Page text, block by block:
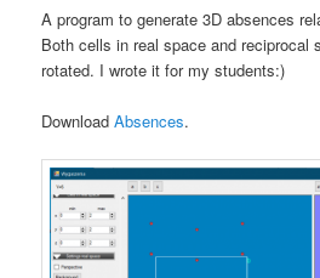
A program to generate 3D absences
Both cells in real space and reciprocal
rotated. I wrote it for my students:)
DownloadAbsences.